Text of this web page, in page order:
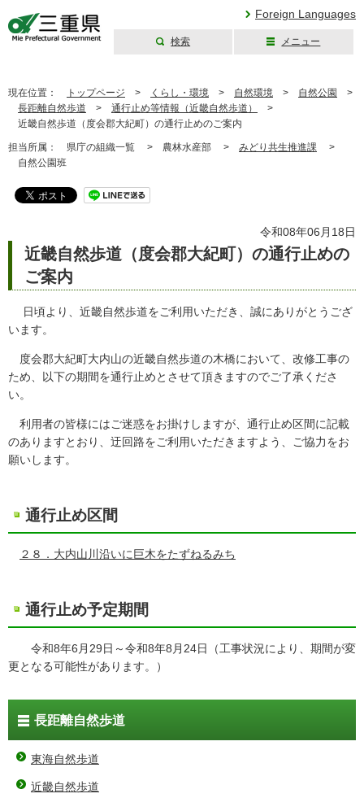
Foreign Languages
検索 メニュー
現在位置： トップページ > くらし・環境 > 自然環境 > 自然公園
>
長距離自然歩道 > 通行止め等情報（近畿自然歩道）
>
近畿自然歩道（度会郡大紀町）の通行止めのご案内
担当所属： 県庁の組織一覧 > 農林水産部 > みどり共生推進課 >
自然公園班
令和08年06月18日
近畿自然歩道（度会郡大紀町）の通行止めの
ご案内
日頃より、近畿自然歩道をご利用いただき、誠にありがとうござ
います。
度会郡大紀町大内山の近畿自然歩道の木橋において、改修工事の
ため、以下の期間を通行止めとさせて頂きますのでご了承くださ
い。
利用者の皆様にはご迷惑をお掛けしますが、通行止め区間に記載
のありますとおり、迂回路をご利用いただきますよう、ご協力をお
願いします。
通行止め区間
２８．大内山川沿いに巨木をたずねるみち
通行止め予定期間
令和8年6月29日～令和8年8月24日（工事状況により、期間が変
更となる可能性があります。）
長距離自然歩道
東海自然歩道
近畿自然歩道